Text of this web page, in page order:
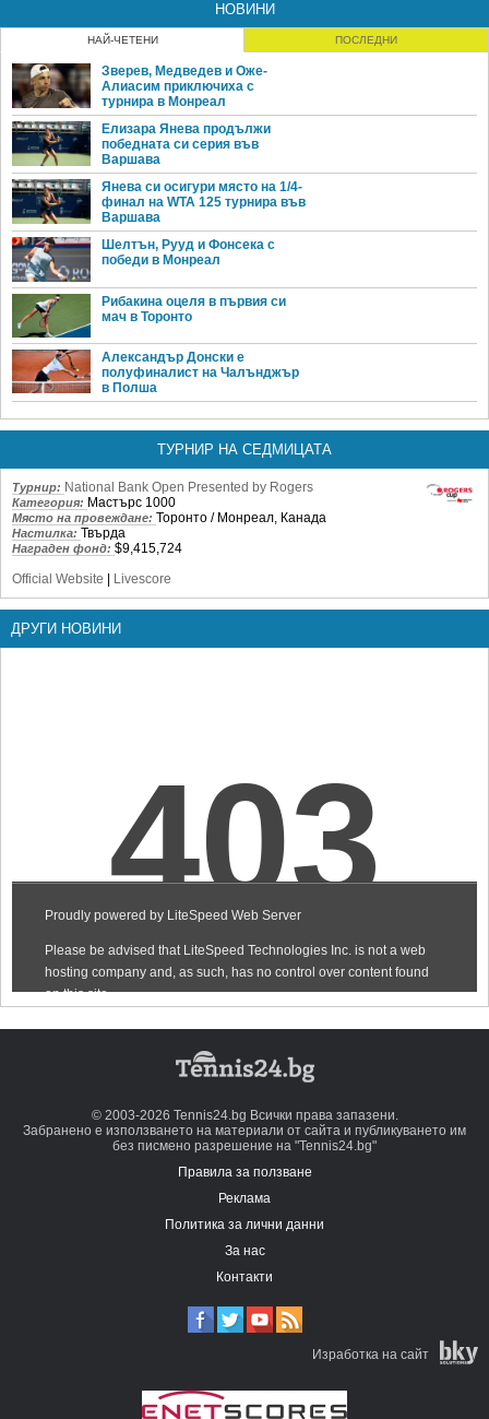
НОВИНИ
НАЙ-ЧЕТЕНИ ПОСЛЕДНИ
Зверев, Медведев и Оже-
Алиасим приключиха с
турнира в Монреал
Елизара Янева продължи
победната си серия във
Варшава
Янева си осигури място на 1/4-
финал на WTA 125 турнира във
Варшава
Шелтън, Рууд и Фонсека с
победи в Монреал
Рибакина оцеля в първия си
мач в Торонто
Александър Донски е
полуфиналист на Чалънджър
в Полша
ТУРНИР НА СЕДМИЦАТА
Турнир: National Bank Open Presented by Rogers
Категория: Мастърс 1000
Място на провеждане: Торонто / Монреал, Канада
Настилка: Твърда
Награден фонд: $9,415,724
Official Website
Livescore
ДРУГИ НОВИНИ
© 2003-2026 Tennis24.bg Всички права запазени.
Забранено е използването на материали от сайта и публикуването им
без писмено разрешение на "Tennis24.bg"
Правила за ползване
Реклама
Политика за лични данни
За нас
Контакти
Изработка на сайт